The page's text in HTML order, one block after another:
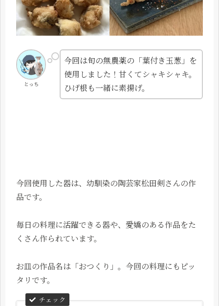
とっち
今回は旬の無農薬の「葉付き玉葱」を
使用しました！甘くてシャキシャキ。
ひげ根も一緒に素揚げ。
今回使用した器は、幼馴染の陶芸家松田剣さんの作
品です。
毎日の料理に活躍できる器や、愛嬌のある作品をた
くさん作られています。
お皿の作品名は「おつくり」。今回の料理にもピッ
タリです。